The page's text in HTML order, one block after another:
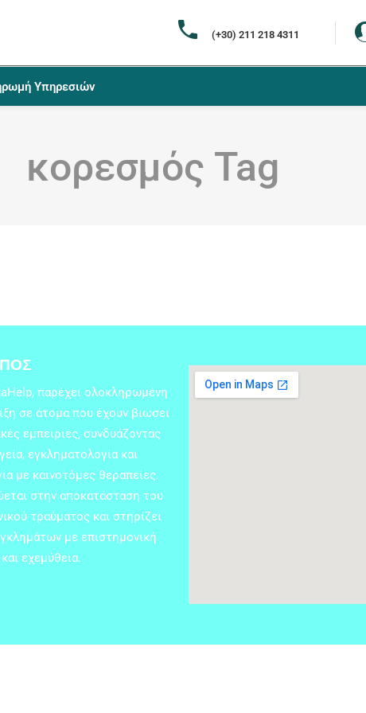
(+30) 211 218 4311
Υπηρεσιών
κορεσμός Tag
παρέχει ολοκληρωμένη
σε άτομα που έχουν βιώσει
εμπειρίες, συνδυάζοντας
εγκληματολογία και
με καινοτόμες θεραπείες.
στην αποκατάσταση του
τραύματος και στηρίζει
με επιστημονική
εχεμύθεια.